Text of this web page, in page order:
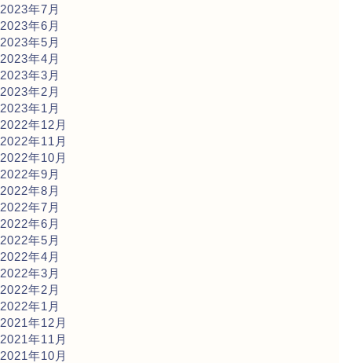
2023年7月
2023年6月
2023年5月
2023年4月
2023年3月
2023年2月
2023年1月
2022年12月
2022年11月
2022年10月
2022年9月
2022年8月
2022年7月
2022年6月
2022年5月
2022年4月
2022年3月
2022年2月
2022年1月
2021年12月
2021年11月
2021年10月